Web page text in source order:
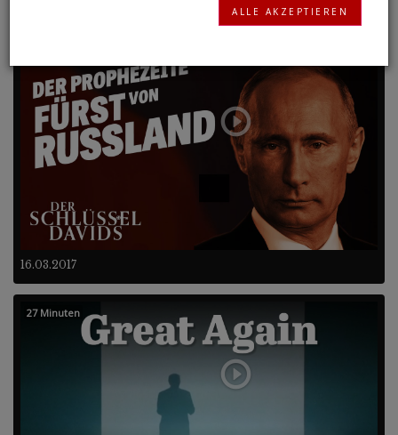
16.03.2017
27 Minuten
ALLE AKZEPTIEREN